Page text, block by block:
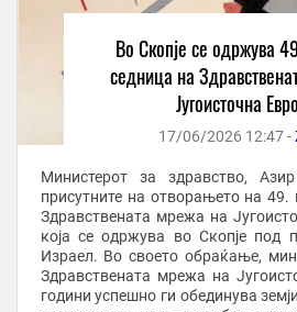
Во Скопје се одржува
седница на
Југоисточна
17/06/2026 12:47 -
Министерот за здравство,
присутните на отворањето на 49.
Здравствената мрежа на
која се одржува во Скопје под
Израел. Во своето обраќање, министерот посочи дека
Здравствената мрежа на
години успешно ги обединува